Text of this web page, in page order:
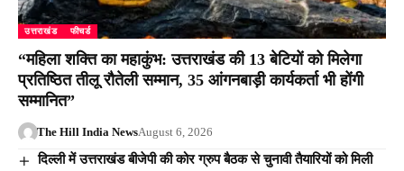
उत्तराखंड फीचर्ड
“महिला शक्ति का महाकुंभ: उत्तराखंड की 13 बेटियों को मिलेगा
प्रतिष्ठित तीलू रौतेली सम्मान, 35 आंगनबाड़ी कार्यकर्ता भी होंगी
सम्मानित”
The Hill India NewsAugust 6, 2026
दिल्ली में उत्तराखंड बीजेपी की कोर ग्रुप बैठक से चुनावी तैयारियों को मिली